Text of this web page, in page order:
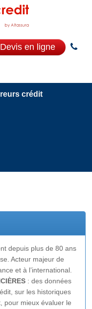
Devis en ligne
crédit
depuis plus de 80 ans
Acteur majeur de
et à l’international.
: des données
sur les historiques
pour mieux évaluer le